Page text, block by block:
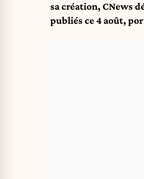
sa création, CNews
publiés ce 4 août,